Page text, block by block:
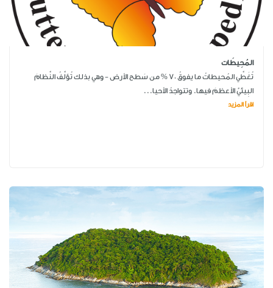
المُحِيطَات
تُغَطِّي المُحيطاتُ ما يفوقُ 70 % من سَطح الأرض - وهي بذلك تُؤلِّفُ النِّظامَ
البِيئيَّ الأعظمَ فيها. وتتواجدُ الأحيا...
اقرأ المزيد